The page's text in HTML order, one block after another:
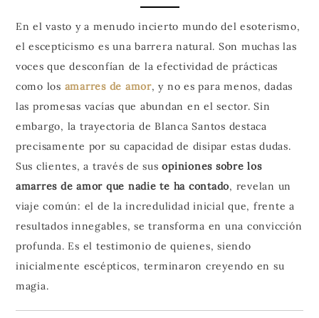
En el vasto y a menudo incierto mundo del esoterismo,
el escepticismo es una barrera natural. Son muchas las
voces que desconfían de la efectividad de prácticas
como los amarres de amor, y no es para menos, dadas
las promesas vacías que abundan en el sector. Sin
embargo, la trayectoria de Blanca Santos destaca
precisamente por su capacidad de disipar estas dudas.
Sus clientes, a través de susopiniones sobre los
amarres de amor que nadie te ha contado, revelan un
viaje común: el de la incredulidad inicial que, frente a
resultados innegables, se transforma en una convicción
profunda. Es el testimonio de quienes, siendo
inicialmente escépticos, terminaron creyendo en su
magia.